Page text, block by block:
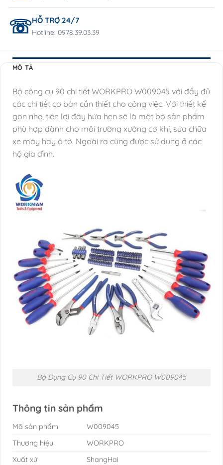
HỖ TRỢ 24/7
Hotline: 0978.39.03.39
MÔ TẢ
Bộ công cụ 90 chi tiết WORKPRO W009045 với đầy đủ
các chi tiết cơ bản cần thiết cho công việc. Với thiết kế
gọn nhẹ, tiện lợi đây hứa hẹn sẽ là một bộ sản phẩm
phù hợp dành cho môi trường xưởng cơ khí, sửa chữa
xe máy hay ô tô. Ngoài ra cũng được sử dụng ở các
hộ gia đình.
Bộ Dụng Cụ 90 Chi Tiết WORKPRO W009045
Thông tin sản phẩm
Mã sản phẩm
W009045
Thương hiệu
WORKPRO
Xuất xứ
ShangHai